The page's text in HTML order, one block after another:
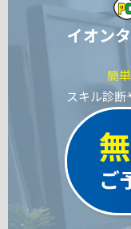
イオン
簡
スキル診断
ご